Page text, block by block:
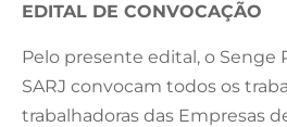
EDITAL DE CONVOCAÇÃO
Pelo presente edital, o Senge
SARJ convocam todos os
trabalhadoras das Empresas